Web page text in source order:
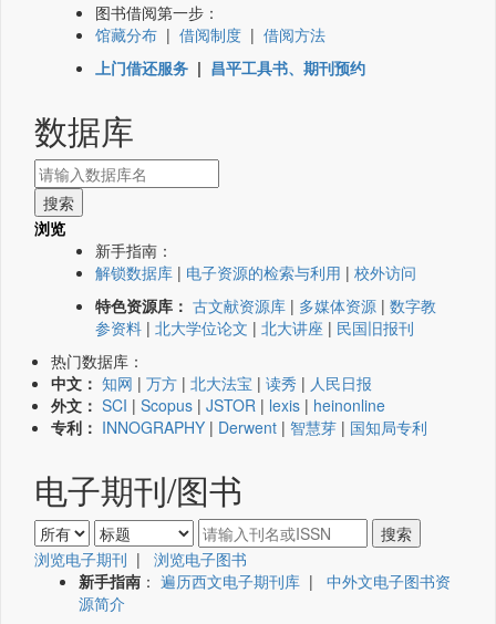
图书借阅第一步：
馆藏分布 | 借阅制度 | 借阅方法
上门借还服务 | 昌平工具书、期刊预约
数据库
浏览
新手指南：
解锁数据库 | 电子资源的检索与利用 | 校外访问
特色资源库： 古文献资源库 | 多媒体资源 | 数字教
参资料 | 北大学位论文 | 北大讲座 | 民国旧报刊
热门数据库：
中文： 知网 | 万方 | 北大法宝 | 读秀 | 人民日报
外文： SCI | Scopus | JSTOR | lexis | heinonline
专利： INNOGRAPHY | Derwent | 智慧芽 | 国知局专利
电子期刊/图书
浏览电子期刊 | 浏览电子图书
新手指南 ： 遍历西文电子期刊库 | 中外文电子图书资
源简介